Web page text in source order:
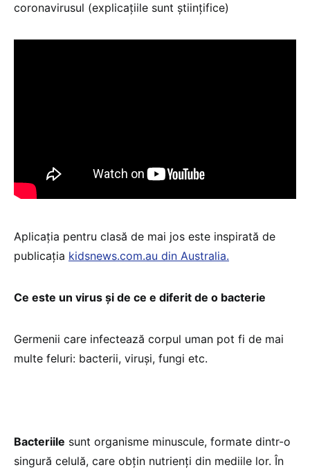
coronavirusul (explicațiile sunt științifice)
Aplicația pentru clasă de mai jos este inspirată de
publicația kidsnews.com.au din Australia.
Ce este un virus și de ce e diferit de o bacterie
Germenii care infectează corpul uman pot fi de mai
multe feluri: bacterii, viruși, fungi etc.
Bacteriile sunt organisme minuscule, formate dintr-o
singură celulă, care obțin nutrienți din mediile lor. În